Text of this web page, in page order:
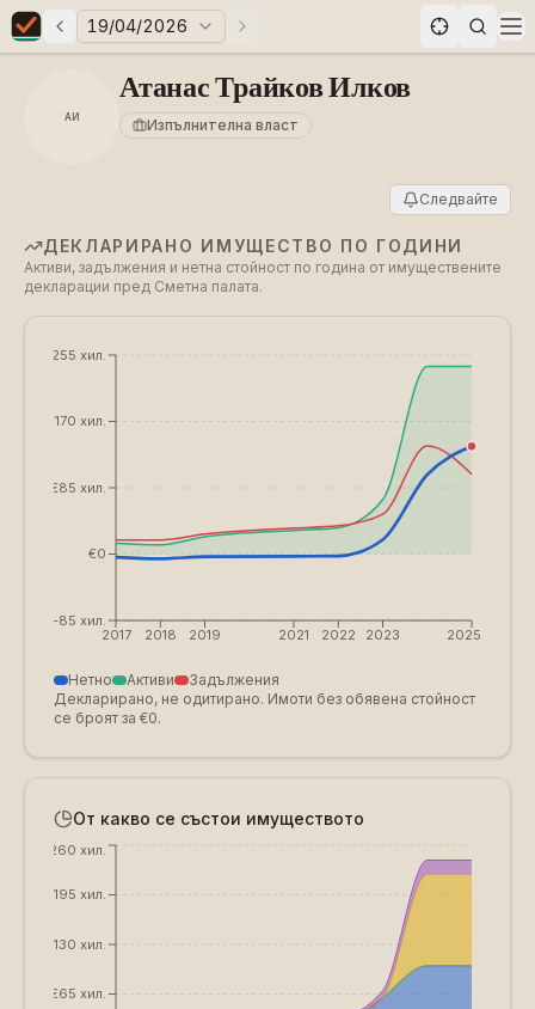
Elections in Bulgaria data statistics
Предни избори
19/04/2026 Следващи избори
АИ
Атанас Трайков Илков
Изпълнителна власт
Следвайте
ДЕКЛАРИРАНО ИМУЩЕСТВО ПО ГОДИНИ
Активи, задължения и нетна стойност по година от имуществените
декларации пред Сметна палата.
2017 2018 2019 2021 2022 2023 2025
€-85 хил.
€0
€85 хил.
€170 хил.
€255 хил.
Нетно Активи
Задължения
Декларирано, не одитирано. Имоти без обявена стойност
се броят за €0.
От какво се състои имуществото
€65 хил.
€130 хил.
€195 хил.
€260 хил.